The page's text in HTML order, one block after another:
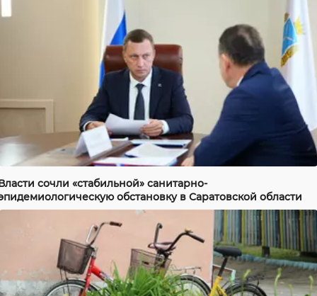
сочли «стабильной» санитарно-
обстановку в Саратовской области